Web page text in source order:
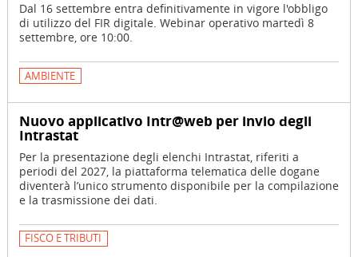
Dal 16 settembre entra definitivamente in vigore l'obbligo
di utilizzo del FIR digitale. Webinar operativo martedì 8
settembre, ore 10:00.
AMBIENTE
Nuovo applicativo Intr@web per invio degli
Intrastat
Per la presentazione degli elenchi Intrastat, riferiti a
periodi del 2027, la piattaforma telematica delle dogane
diventerà l’unico strumento disponibile per la compilazione
e la trasmissione dei dati.
FISCO E TRIBUTI